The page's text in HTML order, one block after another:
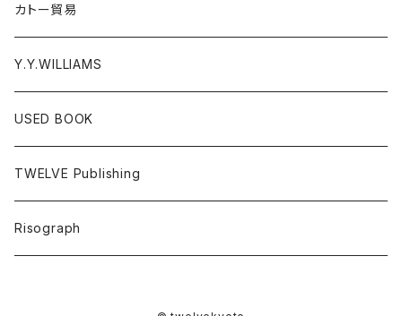
Gray Window Press
ZENTERPRISE magazine
RECORD
Cassette Tape
DVD
A - E
F - J
T-shirts
Accessories
Poster
Donation PINS
FOOD
カトー貿易
Y.Y.WILLIAMS
USED BOOK
TWELVE Publishing
Risograph